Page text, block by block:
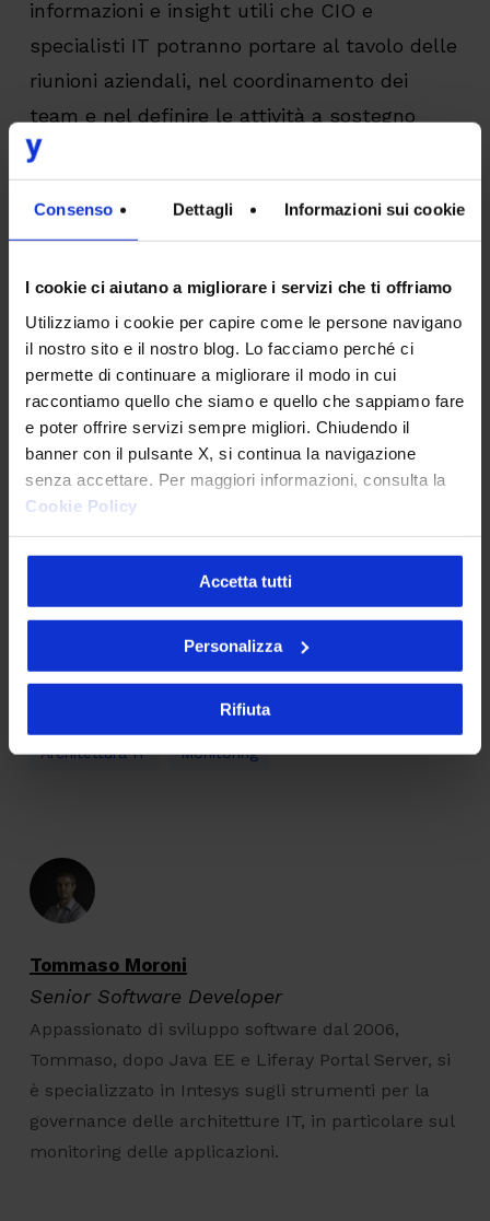
Consenso Dettagli Informazioni sui cookie
I cookie ci aiutano a migliorare i servizi che ti offriamo
Utilizziamo i cookie per capire come le persone navigano
il nostro sito e il nostro blog. Lo facciamo perché ci
permette di continuare a migliorare il modo in cui
raccontiamo quello che siamo e quello che sappiamo fare
e poter offrire servizi sempre migliori. Chiudendo il
banner con il pulsante X, si continua la navigazione
senza accettare. Per maggiori informazioni, consulta la
Cookie Policy
Accetta tutti
Personalizza
Rifiuta
informazioni e insight utili che CIO e
specialisti IT potranno portare al tavolo delle
riunioni aziendali, nel coordinamento dei
team e nel definire le attività a sostegno
delle performance dei propri applicativi.
Scopri come abbiamo reso monitorabile e
numerosi applicativi:
Scarica il caso di un Gruppo Bancario
Architettura IT Monitoring
Tommaso Moroni
Senior Software Developer
Appassionato di sviluppo software dal 2006,
Tommaso, dopo Java EE e Liferay Portal Server, si
è specializzato in Intesys sugli strumenti per la
governance delle architetture IT, in particolare sul
monitoring delle applicazioni.